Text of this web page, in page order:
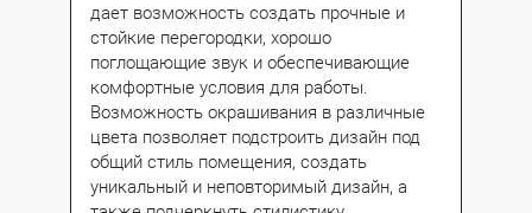
дает возможность создать прочные и
стойкие перегородки, хорошо
поглощающие звук и обеспечивающие
комфортные условия для работы.
Возможность окрашивания в различные
цвета позволяет подстроить дизайн под
общий стиль помещения, создать
уникальный и неповторимый дизайн, а